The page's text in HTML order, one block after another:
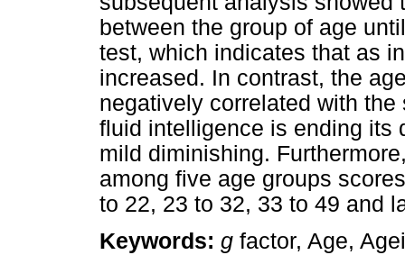
between the group of age
test, which indicates that as
increased. In contrast, the
negatively correlated with
fluid intelligence is ending its
mild diminishing.
among five age groups
to 22, 23 to 32, 33 to 49 and
Keywords: g factor, Age,